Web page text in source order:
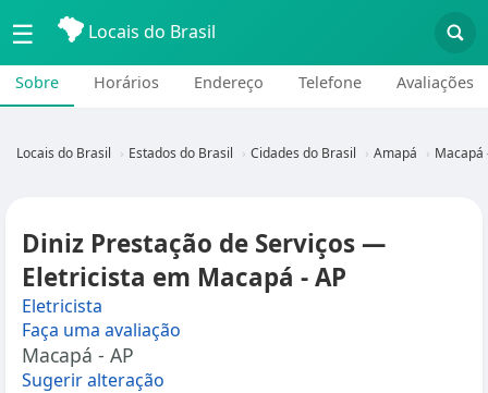
☰ Locais do Brasil
Sobre Horários Endereço Telefone Avaliações
Locais do Brasil Estados do Brasil Cidades do Brasil Amapá Macapá
Diniz Prestação de Serviços —
Eletricista em Macapá - AP
Eletricista
Faça uma avaliação
Macapá - AP
Sugerir alteração